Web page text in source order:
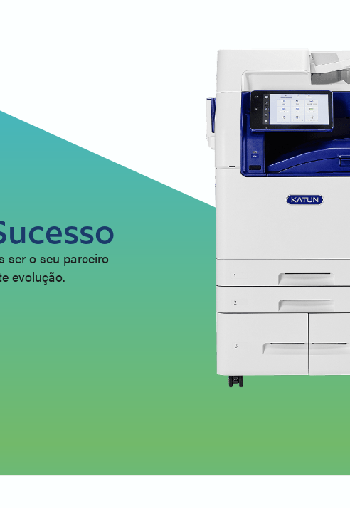
ser o seu parceiro
evolução.